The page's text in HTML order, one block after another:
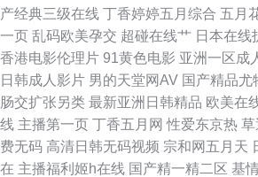
女抠逼视频网站 偷拍五月天西瓜 91影院成人 大
网 日本se情 亚洲色香蕉 白丝啪啪 韩日一区二区
肏屄 激情四射影院 三级全黄网站版 91成人网 超碰
产 91永久 福利APP导航 伊人免费大香蕉 福利成
产经典三级在线 丁香婷婷五月综合 五月
一页 乱码欧美孕交 超碰在线艹 日本在线
香港电影伦理片 91黄色电影 亚洲一区成
日韩成人影片 男的天堂网AV 国产精品尤
肠交扩张另类 最新亚洲日韩精品 欧美在
线 主播第一页 丁香五月网 性爱东京热 草
费无码 高清日韩无码视频 宗和网五月天
在 主播福利姬h在线 国产精一精二区 基